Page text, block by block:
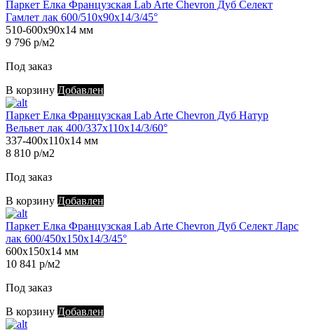
Паркет Елка Французская Lab Arte Chevron Дуб Селект
Гамлет лак 600/510х90х14/3/45°
510-600х90х14 мм
9 796 р/м2
Под заказ
В корзину Добавлен
Паркет Елка Французская Lab Arte Chevron Дуб Натур
Вельвет лак 400/337х110х14/3/60°
337-400х110х14 мм
8 810 р/м2
Под заказ
В корзину Добавлен
Паркет Елка Французская Lab Arte Chevron Дуб Селект Ларс
лак 600/450х150х14/3/45°
600х150х14 мм
10 841 р/м2
Под заказ
В корзину Добавлен